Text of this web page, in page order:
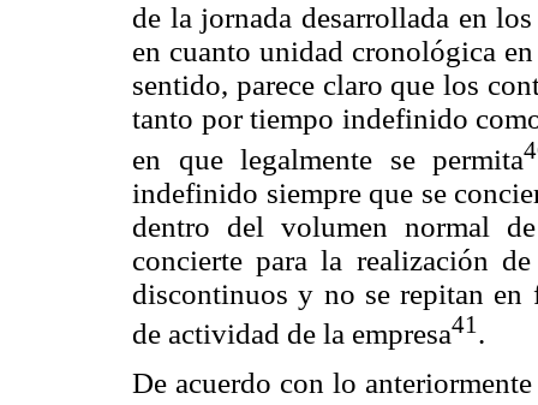
de la jornada desarrollada en
en cuanto unidad cronológica
sentido, parece claro que los
tanto por tiempo indefinido
en que legalmente se permita
indefinido siempre que se
dentro del volumen normal
concierte para la realización
discontinuos y no se repitan en
de actividad de la empresa41 .
De acuerdo con lo